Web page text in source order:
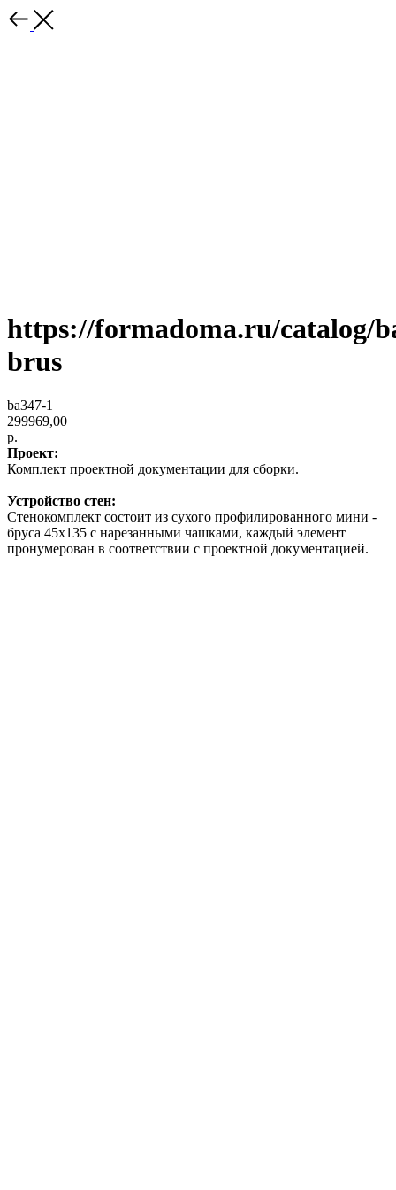
https://formadoma.ru/catalog/
brus
ba347-1
299969,00
р.
Проект:
Комплект проектной документации для сборки.
Устройство стен:
Стенокомплект состоит из сухого профилированного мини -
бруса 45х135 с нарезанными чашками, каждый элемент
пронумерован в соответствии с проектной документацией.